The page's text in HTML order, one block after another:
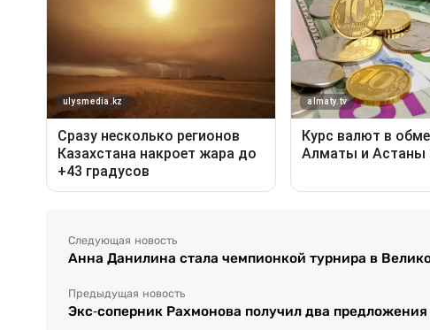
Следующая новость
Анна Данилина стала чемпионкой турнира в
Предыдущая новость
Экс-соперник Рахмонова получил два предложения